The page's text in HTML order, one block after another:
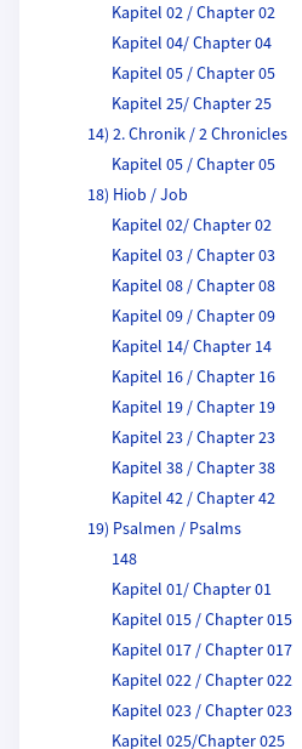
Kapitel 02 / Chapter 02
Kapitel 04/ Chapter 04
Kapitel 05 / Chapter 05
Kapitel 25/ Chapter 25
14) 2. Chronik / 2 Chronicles
Kapitel 05 / Chapter 05
18) Hiob / Job
Kapitel 02/ Chapter 02
Kapitel 03 / Chapter 03
Kapitel 08 / Chapter 08
Kapitel 09 / Chapter 09
Kapitel 14/ Chapter 14
Kapitel 16 / Chapter 16
Kapitel 19 / Chapter 19
Kapitel 23 / Chapter 23
Kapitel 38 / Chapter 38
Kapitel 42 / Chapter 42
19) Psalmen / Psalms
148
Kapitel 01/ Chapter 01
Kapitel 015 / Chapter 015
Kapitel 017 / Chapter 017
Kapitel 022 / Chapter 022
Kapitel 023 / Chapter 023
Kapitel 025/Chapter 025